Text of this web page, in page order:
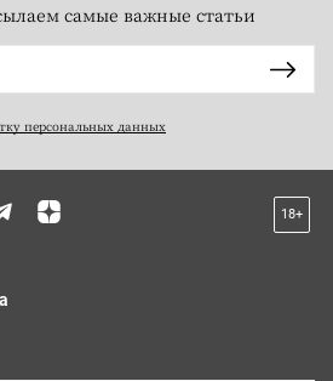
самые важные статьи
персональных данных
18+